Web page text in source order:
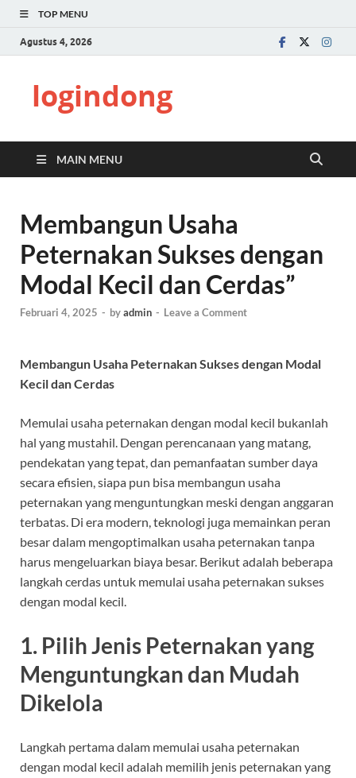
TOP MENU
Agustus 4, 2026
logindong
MAIN MENU
Membangun Usaha
Peternakan Sukses dengan
Modal Kecil dan Cerdas”
Februari 4, 2025 - byadmin - Leave a Comment
Membangun Usaha Peternakan Sukses dengan Modal
Kecil dan Cerdas
Memulai usaha peternakan dengan modal kecil bukanlah
hal yang mustahil. Dengan perencanaan yang matang,
pendekatan yang tepat, dan pemanfaatan sumber daya
secara efisien, siapa pun bisa membangun usaha
peternakan yang menguntungkan meski dengan anggaran
terbatas. Di era modern, teknologi juga memainkan peran
besar dalam mengoptimalkan usaha peternakan tanpa
harus mengeluarkan biaya besar. Berikut adalah beberapa
langkah cerdas untuk memulai usaha peternakan sukses
dengan modal kecil.
1. Pilih Jenis Peternakan yang
Menguntungkan dan Mudah
Dikelola
Langkah pertama dalam memulai usaha peternakan
dengan modal kecil adalah memilih jenis peternakan yang